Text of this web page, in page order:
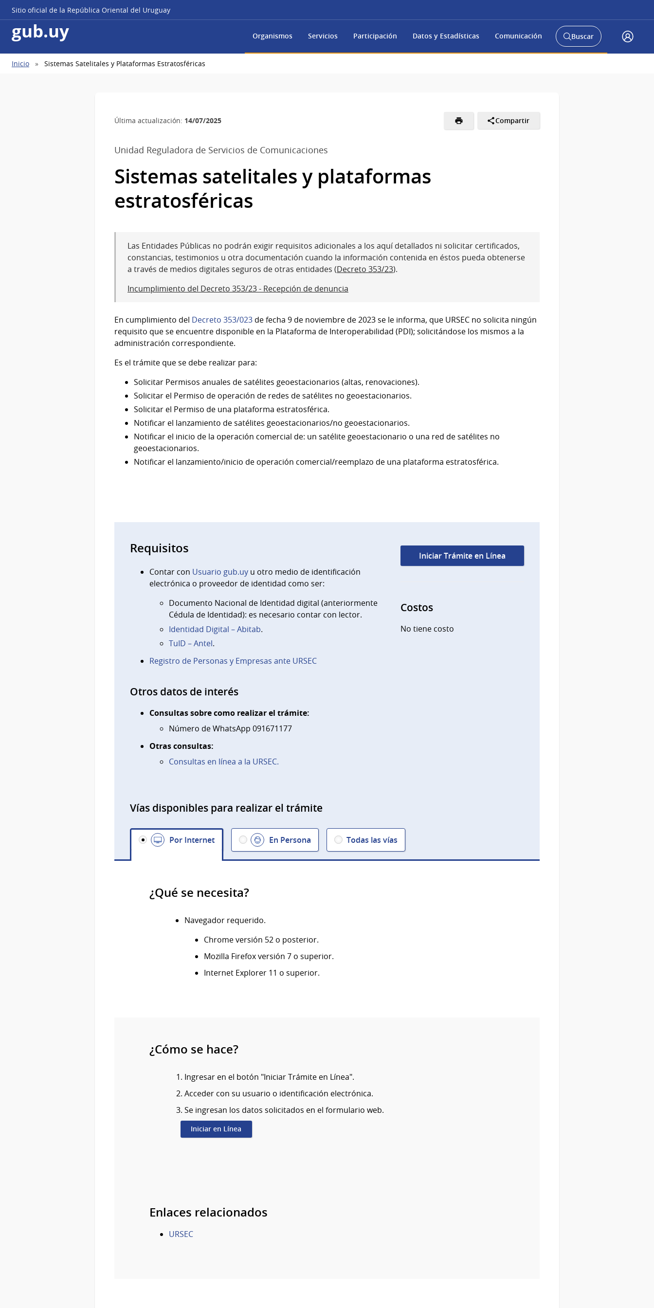
Sitio oficial de la República Oriental del Uruguay
gub.uy Organismos Servicios Participación Datos y Estadísticas Comunicación
Abrir
buscador
Buscar
Acceso
Ruta
Inicio Sistemas Satelitales y Plataformas Estratosféricas
Última actualización: 14/07/2025 Compartir
Unidad Reguladora de Servicios de Comunicaciones
Sistemas satelitales y plataformas
estratosféricas
Las Entidades Públicas no podrán exigir requisitos adicionales a los aquí detallados ni solicitar certificados,
constancias, testimonios u otra documentación cuando la información contenida en éstos pueda obtenerse
a través de medios digitales seguros de otras entidades (Decreto 353/23).
Incumplimiento del Decreto 353/23 - Recepción de denuncia
En cumplimiento del Decreto 353/023 de fecha 9 de noviembre de 2023 se le informa, que URSEC no solicita ningún
requisito que se encuentre disponible en la Plataforma de Interoperabilidad (PDI); solicitándose los mismos a la
administración correspondiente.
Es el trámite que se debe realizar para:
Solicitar Permisos anuales de satélites geoestacionarios (altas, renovaciones).
Solicitar el Permiso de operación de redes de satélites no geoestacionarios.
Solicitar el Permiso de una plataforma estratosférica.
Notificar el lanzamiento de satélites geoestacionarios/no geoestacionarios.
Notificar el inicio de la operación comercial de: un satélite geoestacionario o una red de satélites no
geoestacionarios.
Notificar el lanzamiento/inicio de operación comercial/reemplazo de una plataforma estratosférica.
Requisitos
Contar con Usuario gub.uy u otro medio de identificación
electrónica o proveedor de identidad como ser:
Documento Nacional de Identidad digital (anteriormente
Cédula de Identidad): es necesario contar con lector.
Identidad Digital – Abitab.
TuID – Antel.
Registro de Personas y Empresas ante URSEC
Otros datos de interés
Consultas sobre como realizar el trámite:
Número de WhatsApp 091671177
Otras consultas:
Consultas en línea a la URSEC.
Iniciar Trámite en Línea
Costos
No tiene costo
Vías disponibles para realizar el trámite
Por Internet En Persona Todas las vías
¿Qué se necesita?
Navegador requerido.
Chrome versión 52 o posterior.
Mozilla Firefox versión 7 o superior.
Internet Explorer 11 o superior.
¿Cómo se hace?
Ingresar en el botón "Iniciar Trámite en Línea".
Acceder con su usuario o identificación electrónica.
Se ingresan los datos solicitados en el formulario web.
Iniciar en Línea
Enlaces relacionados
URSEC